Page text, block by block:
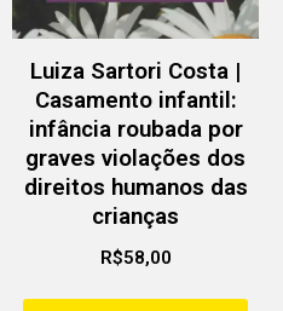
Luiza Sartori Costa |
Casamento infantil:
infância roubada por
graves violações dos
direitos humanos das
crianças
R$58,00